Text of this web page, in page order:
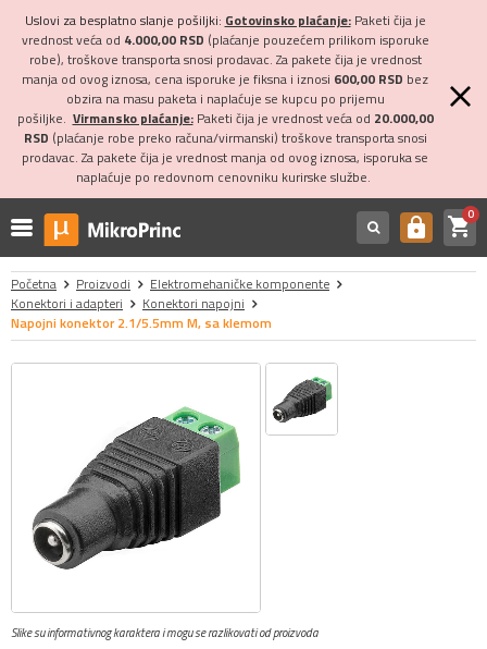
Uslovi za besplatno slanje pošiljki: Gotovinsko plaćanje:Paketi čija je
vrednost veća od 4.000,00 RSD (plaćanje pouzećem prilikom isporuke
robe), troškove transporta snosi prodavac. Za pakete čija je vrednost
manja od ovog iznosa, cena isporuke je fiksna i iznosi 600,00 RSD bez
obzira na masu paketa i naplaćuje se kupcu po prijemu
pošiljke. Virmansko plaćanje:Paketi čija je vrednost veća od 20.000,00
RSD (plaćanje robe preko računa/virmanski) troškove transporta snosi
prodavac. Za pakete čija je vrednost manja od ovog iznosa, isporuka se
naplaćuje po redovnom cenovniku kurirske službe.
https shopping_cart0
Početna Proizvodi
Elektromehaničke komponente
Konektori i adapteri
Konektori napojni
Napojni konektor 2.1/5.5mm M, sa klemom
Slike su informativnog karaktera i mogu se razlikovati od proizvoda